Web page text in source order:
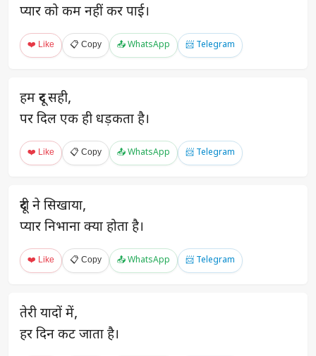
प्यार को कम नहीं कर पाई।
❤️ Like 📋 Copy 📤 WhatsApp 📨 Telegram
हम दूर सही,
पर दिल एक ही धड़कता है।
❤️ Like 📋 Copy 📤 WhatsApp 📨 Telegram
दूरी ने सिखाया,
प्यार निभाना क्या होता है।
❤️ Like 📋 Copy 📤 WhatsApp 📨 Telegram
तेरी यादों में,
हर दिन कट जाता है।